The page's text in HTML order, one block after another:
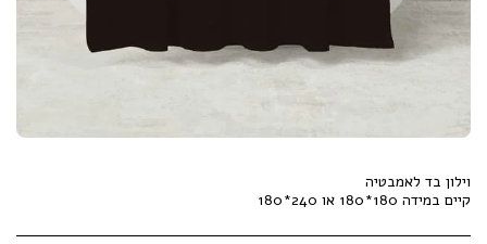
קיים במידה 180*180 או 240*180